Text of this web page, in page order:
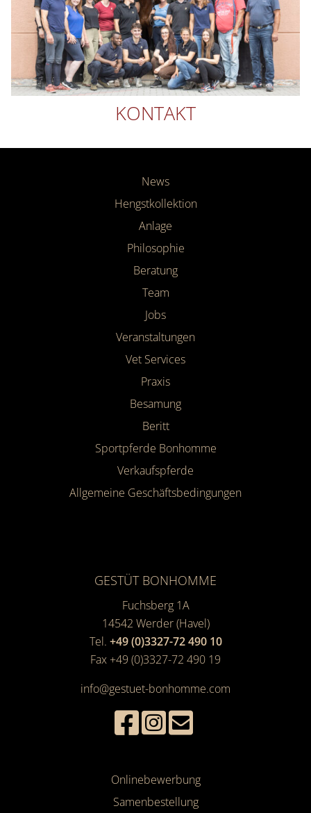
KONTAKT
News
Hengstkollektion
Anlage
Philosophie
Beratung
Team
Jobs
Veranstaltungen
Vet Services
Praxis
Besamung
Beritt
Sportpferde Bonhomme
Verkaufspferde
Allgemeine Geschäfts­bedingungen
GESTÜT BONHOMME
Fuchsberg 1A
14542 Werder (Havel)
Tel. +49 (0)3327-72 490 10
Fax +49 (0)3327-72 490 19
info@gestuet-bonhomme.com
Onlinebewerbung
Samenbestellung